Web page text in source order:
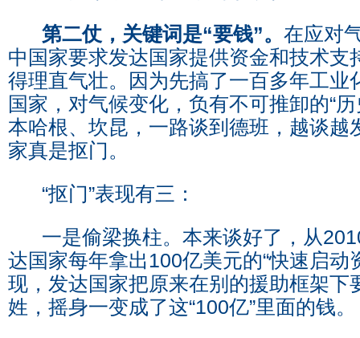
第二仗，关键词是“要钱”。 在应对
中国家要求发达国家提供资金和技术支
得理直气壮。因为先搞了一百多年工业
国家，对气候变化，负有不可推卸的“
本哈根、坎昆，一路谈到德班，越谈越
家真是抠门。
“抠门”表现有三：
一是偷梁换柱。本来谈好了，从
达国家每年拿出100亿美元的“快速启动
现，发达国家把原来在别的援助框架下
姓，摇身一变成了这“100亿”里面的钱。